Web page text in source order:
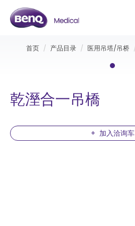
首页 产品目录 医用吊塔/吊桥
乾溼合一吊橋
加入洽询车